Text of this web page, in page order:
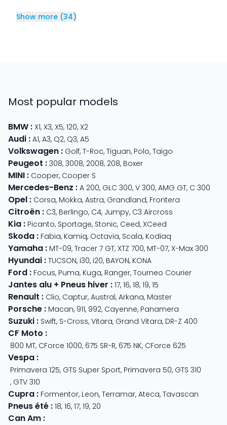
Show more (34)
Most popular models
BMW : X1, X3, X5, 120, X2
Audi : A1, A3, Q2, Q3, A5
Volkswagen : Golf, T-Roc, Tiguan, Polo, Taigo
Peugeot : 308, 3008, 2008, 208, Boxer
MINI : Cooper, Cooper S
Mercedes-Benz : A 200, GLC 300, V 300, AMG GT, C 300
Opel : Corsa, Mokka, Astra, Grandland, Frontera
Citroën : C3, Berlingo, C4, Jumpy, C3 Aircross
Kia : Picanto, Sportage, Stonic, Ceed, XCeed
Skoda : Fabia, Kamiq, Octavia, Scala, Kodiaq
Yamaha : MT-09, Tracer 7 GT, XTZ 700, MT-07, X-Max 300
Hyundai : TUCSON, i30, i20, BAYON, KONA
Ford : Focus, Puma, Kuga, Ranger, Tourneo Courier
Jantes alu + Pneus hiver : 17, 16, 18, 19, 15
Renault : Clio, Captur, Austral, Arkana, Master
Porsche : Macan, 911, 992, Cayenne, Panamera
Suzuki : Swift, S-Cross, Vitara, Grand Vitara, DR-Z 400
CF Moto :
800 MT, CForce 1000, 675 SR-R, 675 NK, CForce 625
Vespa :
Primavera 125, GTS Super Sport, Primavera 50, GTS 310
, GTV 310
Cupra : Formentor, Leon, Terramar, Ateca, Tavascan
Pneus été : 18, 16, 17, 19, 20
Can Am :